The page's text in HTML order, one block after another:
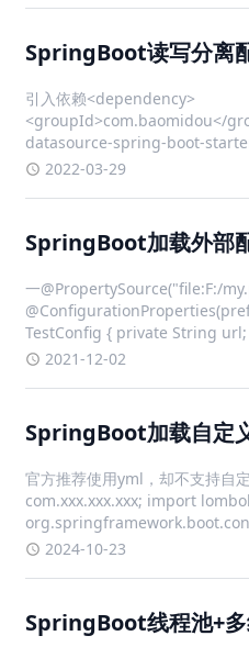
SpringBoot读写分离
引入依赖<dependency>
<groupId>com.baomidou</
datasource-spring-boot-
<version>3.5.1</version>
2022-03-29
SpringBoot加载外部
一@PropertySource("file:F:/
TestConfig { private String url;
2021-12-02
SpringBoot加载自定
官方推荐使用yml，却不支持自
com.xxx.xxx.xxx; import
i
2024-10-23
SpringBoot线程池+